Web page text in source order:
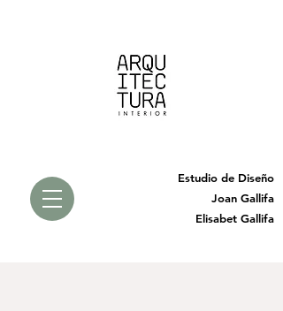
Estudio de Diseño
Joan Gallifa
Elisabet Gallifa